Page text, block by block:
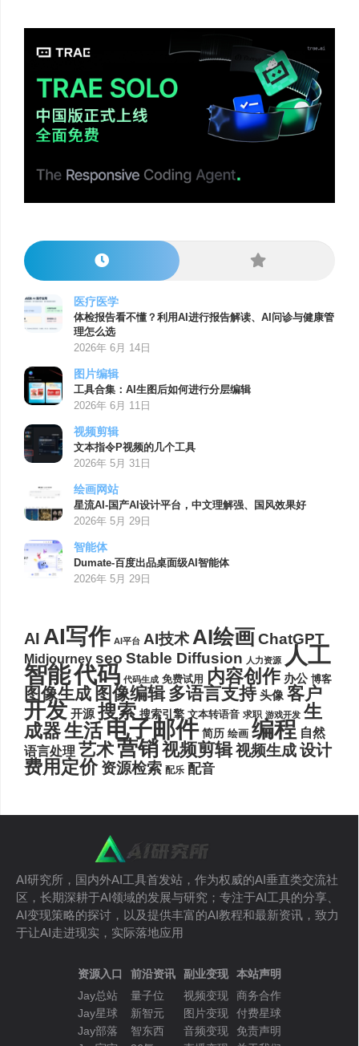
医疗医学
体检报告看不懂？利用AI进行报告解读、AI问诊与健康管
理怎么选
2026年 6月 14日
图片编辑
工具合集：AI生图后如何进行分层编辑
2026年 6月 11日
视频剪辑
文本指令P视频的几个工具
2026年 5月 31日
绘画网站
星流AI-国产AI设计平台，中文理解强、国风效果好
2026年 5月 29日
智能体
Dumate-百度出品桌面级AI智能体
2026年 5月 29日
AI AI写作 AI平台 AI技术AI绘画ChatGPT
Midjourney seo Stable Diffusion 人力资源 人工
智能代码 代码生成 免费试用 内容创作 办公 博客
图像生成 图像编辑 多语言支持 头像 客户
开发 开源 搜索 搜索引擎 文本转语音 求职 游戏开发 生
成器生活电子邮件 简历 绘画 编程 自然
语言处理 艺术营销视频剪辑视频生成设计
费用定价 资源检索 配乐 配音
AI研究所，国内外AI工具首发站，作为权威的AI垂直类交流社
区，长期深耕于AI领域的发展与研究；专注于AI工具的分享、
AI变现策略的探讨，以及提供丰富的AI教程和最新资讯，致力
于让AI走进现实，实际落地应用
资源入口
Jay总站
Jay星球
Jay部落
前沿资讯
量子位
新智元
智东西
副业变现
视频变现
图片变现
音频变现
本站声明
商务合作
付费星球
免责声明